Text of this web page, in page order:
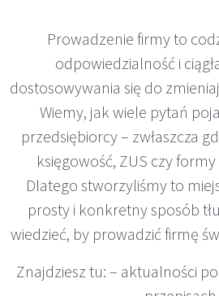
Prowadzenie firmy to
odpowiedzialność i
dostosowywania się do
Wiemy, jak wiele pytań
przedsiębiorcy – zwłaszcza
księgowość, ZUS czy
Dlatego stworzyliśmy to
prosty i konkretny sposób
wiedzieć, by prowadzić firmę
Znajdziesz tu: – aktualności